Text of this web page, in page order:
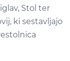
Stol ter
ki sestavljajo